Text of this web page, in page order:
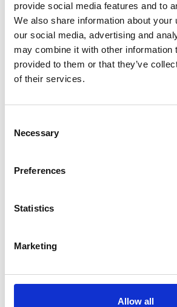
provide social media features and to
We also share information about your
our social media, advertising and
may combine it with other information
provided to them or that they’ve
of their services.
Selection
Necessary
Preferences
Statistics
Marketing
Allow all
Interviste
Overview Economica
Repubblica Ceca
Accelera la ripresa
primo semestre
Overview Economica